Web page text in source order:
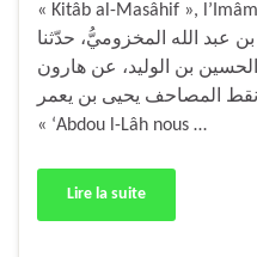
« Kitâb al-Masâhif »,
عبد الله المخزوميُّ، حدّثنا
بن الوليد، عن هارون
المصاحف يحيى بن يعمر»
« ‘Abdou l-Lâh nous …
Lire la suite